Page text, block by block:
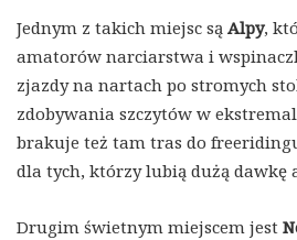
Jednym z takich miejsc są Alpy,
amatorów narciarstwa i
zjazdy na nartach po stromych
zdobywania szczytów w
brakuje też tam tras do
dla tych, którzy lubią dużą dawkę
Drugim świetnym miejscem jest